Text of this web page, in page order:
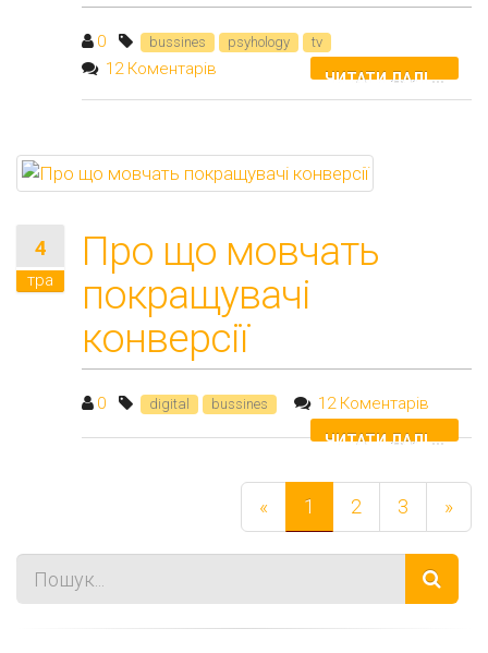
0 bussines psyhology tv
12 Коментарів ЧИТАТИ ДАЛІ ...
4
тра
Про що мовчать
покращувачі
конверсії
0 digital bussines 12 Коментарів
ЧИТАТИ ДАЛІ ...
« 1 2 3 »